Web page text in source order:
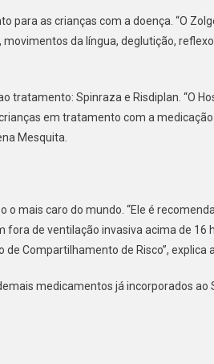
para as crianças com a doença. “O
da língua, deglutição,
Spinraza e Risdiplan. “O
em tratamento com a
Mesquita.
mais caro do mundo. “Ele é
fora de ventilação invasiva acima de 16
Compartilhamento de Risco”, explica
medicamentos já incorporados ao